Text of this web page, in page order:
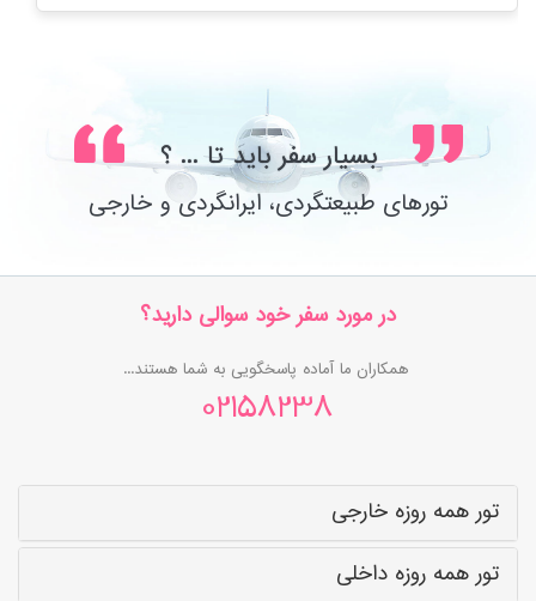
بسیار سفر باید تا ... ؟
تورهای طبیعتگردی، ایرانگردی و خارجی
در مورد سفر خود سوالی دارید؟
همکاران ما آماده پاسخگویی به شما هستند...
02158238
تور همه روزه خارجی
تور همه روزه داخلی